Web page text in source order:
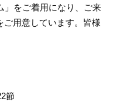
」をご着用になり、ご来
用意しています。皆様
節